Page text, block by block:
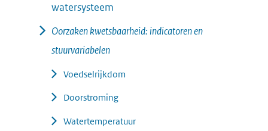
watersysteem
Oorzaken kwetsbaarheid: indicatoren en
stuurvariabelen
Voedselrijkdom
Doorstroming
Watertemperatuur